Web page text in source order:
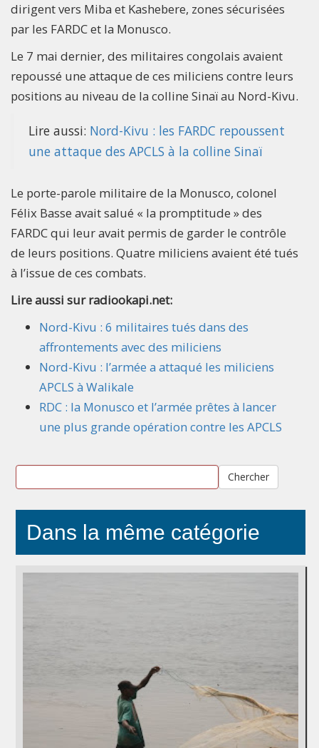
dirigent vers Miba et Kashebere, zones sécurisées
par les FARDC et la Monusco.
Le 7 mai dernier, des militaires congolais avaient
repoussé une attaque de ces miliciens contre leurs
positions au niveau de la colline Sinaï au Nord-Kivu.
Lire aussi: Nord-Kivu : les FARDC repoussent
une attaque des APCLS à la colline Sinaï
Le porte-parole militaire de la Monusco, colonel
Félix Basse avait salué « la promptitude » des
FARDC qui leur avait permis de garder le contrôle
de leurs positions. Quatre miliciens avaient été tués
à l’issue de ces combats.
Lire aussi sur radiookapi.net:
Nord-Kivu : 6 militaires tués dans des
affrontements avec des miliciens
Nord-Kivu : l’armée a attaqué les miliciens
APCLS à Walikale
RDC : la Monusco et l’armée prêtes à lancer
une plus grande opération contre les APCLS
Chercher
Dans la même catégorie